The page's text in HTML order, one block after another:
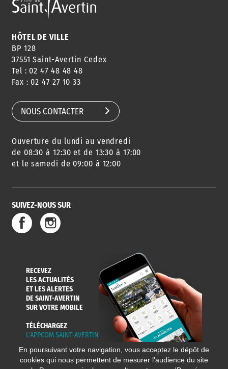
ANNUAIRE
HORAIRES
CONSEILS
DE QUARTIER
AGENDA
DES SORTIES
URBANISME
SERVICE
DE L'EAU
HÔTEL DE VILLE
BP 128
37551 Saint-Avertin Cedex
Tel : 02 47 48 48 48
Fax : 02 47 27 10 33
NOUS CONTACTER
Ouverture du lundi au vendredi
de 08:30 à 12:30 et de 13:30 à 17:00
et le samedi de 09:00 à 12:00
SUIVEZ-NOUS SUR
RECEVEZ
LES ACTUALITÉS
ET LES ALERTES
DE SAINT-AVERTIN
SUR VOTRE MOBILE
TÉLÉCHARGEZ
L'APPCOM SAINT-AVERTIN
En poursuivant votre navigation, vous acceptez le dépôt de
cookies qui nous permettent de mesurer l'audience du site